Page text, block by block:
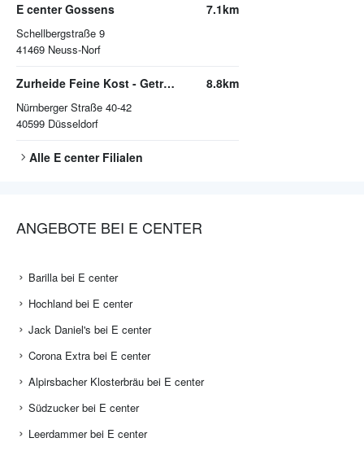
E center Gossens
Schellbergstraße 9
41469 Neuss-Norf
7.1km
Zurheide Feine Kost - Getränkemarkt
Nürnberger Straße 40-42
40599 Düsseldorf
8.8km
Alle E centerFilialen
ANGEBOTE BEI E CENTER
Barilla bei E center
Hochland bei E center
Jack Daniel's bei E center
Corona Extra bei E center
Alpirsbacher Klosterbräu bei E center
Südzucker bei E center
Leerdammer bei E center